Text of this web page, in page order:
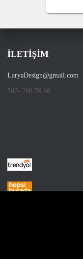
İLETİŞİM
LaryaDesign@gmail.com
507- 286 76 66